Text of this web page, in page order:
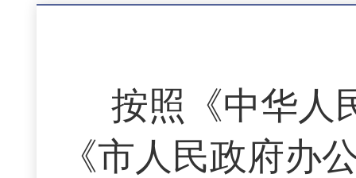
按照《中华人
《市人民政府办